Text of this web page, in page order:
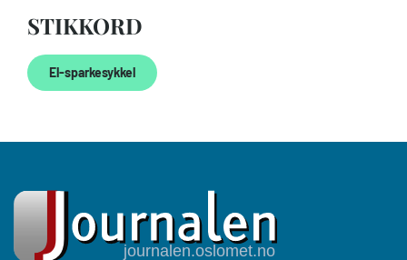
STIKKORD
El-sparkesykkel